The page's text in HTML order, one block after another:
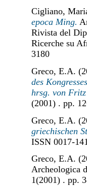
Cigliano,
epoca Ming.
Rivista del
Ricerche su
3180
Greco, E.A.
des
hrsg. von
(2001) . pp.
Greco, E.A.
griechischen
ISSN 0017-
Greco, E.A.
Archeologica
1(2001) . pp.